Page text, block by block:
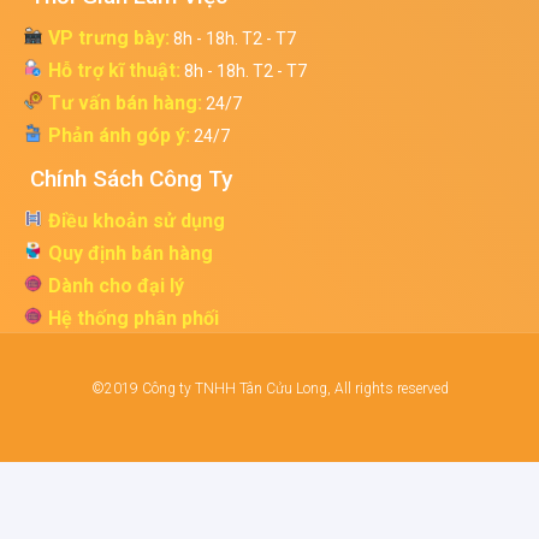
VP trưng bày: 8h - 18h. T2 - T7
Hỗ trợ kĩ thuật: 8h - 18h. T2 - T7
Tư vấn bán hàng: 24/7
Phản ánh góp ý: 24/7
Chính Sách Công Ty
Điều khoản sử dụng
Quy định bán hàng
Dành cho đại lý
Hệ thống phân phối
©2019 Công ty TNHH Tân Cửu Long, All rights reserved